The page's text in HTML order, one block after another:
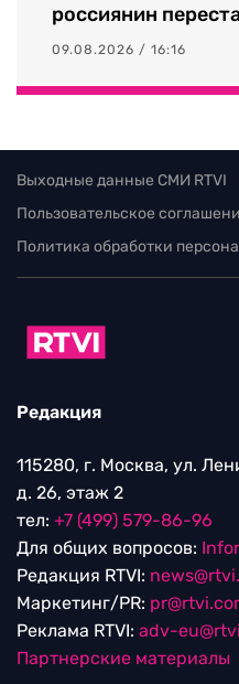
россиянин
09.08.2026 / 16:16
Выходные данные СМИ RTVI
Пользовательское
Политика обработки
Редакция
115280, г. Москва, ул.
д. 26, этаж 2
тел: +7 (499) 579-86-96
Для общих вопросов:
Редакция RTVI:
Маркетинг/PR:
Реклама RTVI: adv-
Партнерские материалы